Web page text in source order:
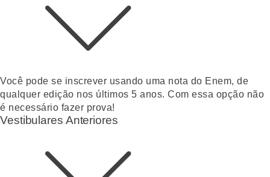
Você pode se inscrever usando uma nota do Enem, de
qualquer edição nos últimos 5 anos. Com essa opção não
é necessário fazer prova!
Vestibulares Anteriores